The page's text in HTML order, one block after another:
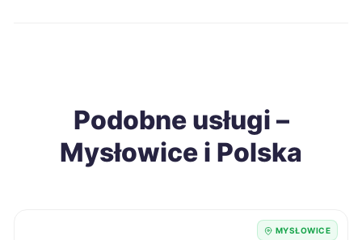
Kędzierzyn-Koźle
Wodzisław Śląski
Podobne usługi –
Mysłowice i Polska
MYSŁOWICE